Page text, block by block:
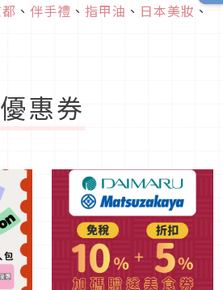
、 伴手禮 、 指甲油 、 日本美妝 、
優惠券